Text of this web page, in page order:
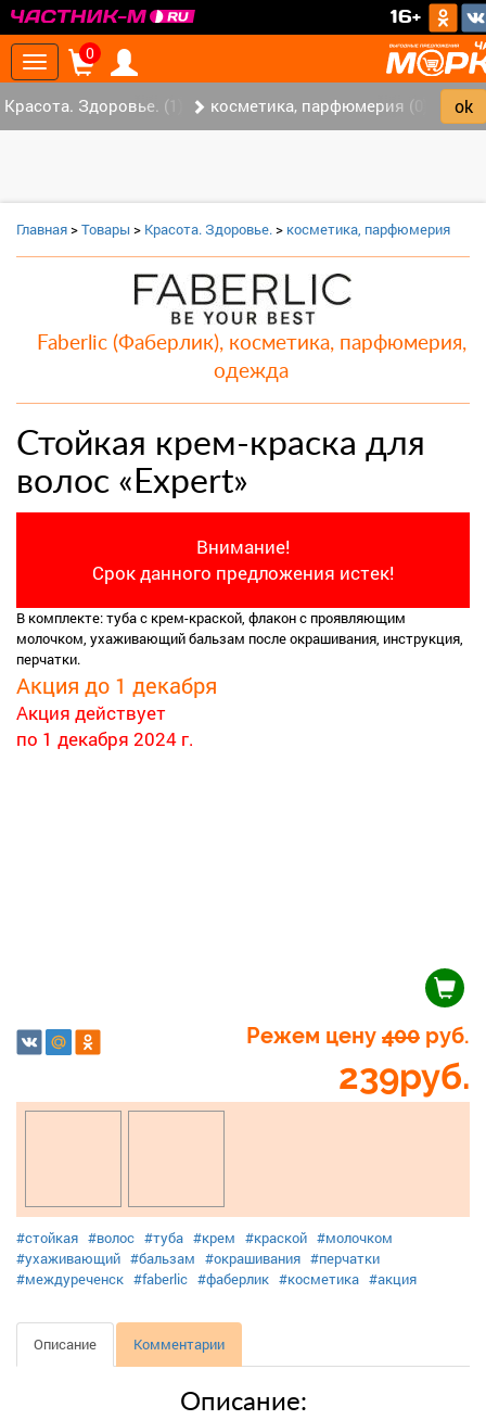
16+
Toggle
navigation
0
Красота. Здоровье. (1) косметика, парфюмерия (0)
Главная>Товары > Красота. Здоровье.> косметика, парфюмерия
Faberlic (Фаберлик), косметика, парфюмерия,
одежда
Стойкая крем-краска для
волос «Expert»
Внимание!
Срок данного предложения истек!
В комплекте: туба с крем-краской, флакон с проявляющим
молочком, ухаживающий бальзам после окрашивания, инструкция,
перчатки.
Акция до 1 декабря
Акция действует
по 1 декабря 2024 г.
Режем цену 400 руб.
239руб.
#стойкая #волос #туба #крем #краской #молочком
#ухаживающий #бальзам #окрашивания #перчатки
#междуреченск #faberlic #фаберлик #косметика #акция
Описание Комментарии
Описание: